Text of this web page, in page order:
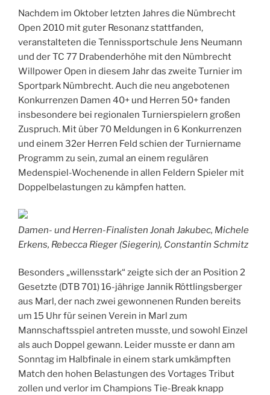
Nachdem im Oktober letzten Jahres die Nümbrecht
Open 2010 mit guter Resonanz stattfanden,
veranstalteten die Tennissportschule Jens Neumann
und der TC 77 Drabenderhöhe mit den Nümbrecht
Willpower Open in diesem Jahr das zweite Turnier im
Sportpark Nümbrecht. Auch die neu angebotenen
Konkurrenzen Damen 40+ und Herren 50+ fanden
insbesondere bei regionalen Turnierspielern großen
Zuspruch. Mit über 70 Meldungen in 6 Konkurrenzen
und einem 32er Herren Feld schien der Turniername
Programm zu sein, zumal an einem regulären
Medenspiel-Wochenende in allen Feldern Spieler mit
Doppelbelastungen zu kämpfen hatten.
Damen- und Herren-Finalisten Jonah Jakubec, Michele
Erkens, Rebecca Rieger (Siegerin), Constantin Schmitz
Besonders „willensstark“ zeigte sich der an Position 2
Gesetzte (DTB 701) 16-jährige Jannik Röttlingsberger
aus Marl, der nach zwei gewonnenen Runden bereits
um 15 Uhr für seinen Verein in Marl zum
Mannschaftsspiel antreten musste, und sowohl Einzel
als auch Doppel gewann. Leider musste er dann am
Sonntag im Halbfinale in einem stark umkämpften
Match den hohen Belastungen des Vortages Tribut
zollen und verlor im Champions Tie-Break knapp